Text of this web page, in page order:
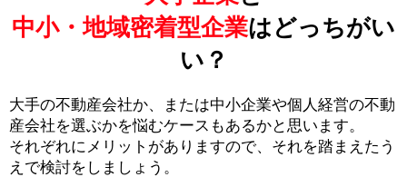
中小・地域密着型企業はどっちがい
い？
大手の不動産会社か、または中小企業や個人経営の不動
産会社を選ぶかを悩むケースもあるかと思います。
それぞれにメリットがありますので、それを踏まえたう
えで検討をしましょう。